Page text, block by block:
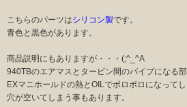
こちらのパーツはシリコン製です。
青色と黒色があります。
商品説明にもありますが・・・(;^_^A
940TBのエアマスとタービン間のパイプになる部
EXマニホールドの熱とOILでボロボロになって
穴が空いてしまう事もあります。